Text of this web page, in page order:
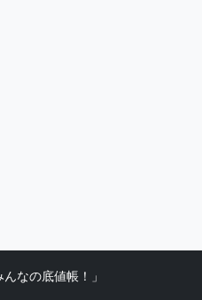
なの底値帳！」